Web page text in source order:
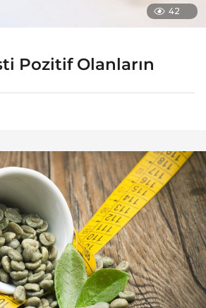
42
Pozitif Olanların